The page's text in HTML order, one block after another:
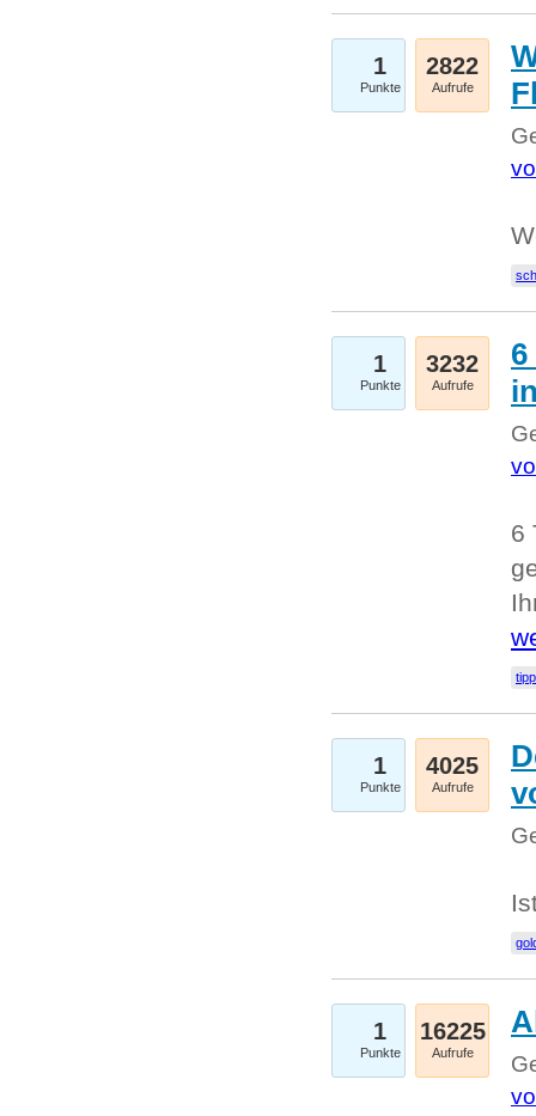
1
Punkte
2822
Aufrufe
1
Punkte
3232
Aufrufe
6
1
Punkte
4025
Aufrufe
1
Punkte
16225
Aufrufe